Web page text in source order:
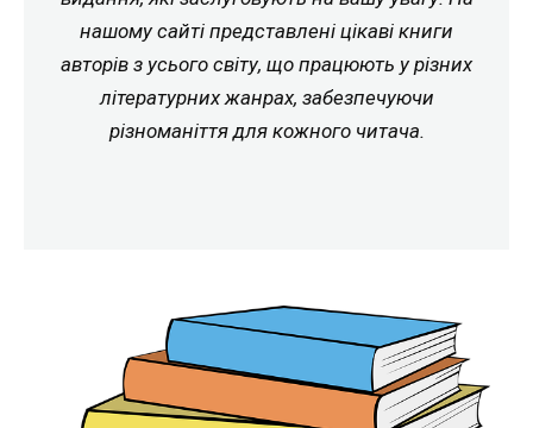
нашому сайті представлені цікаві книги
авторів з усього світу, що працюють у різних
літературних жанрах, забезпечуючи
різноманіття для кожного читача.